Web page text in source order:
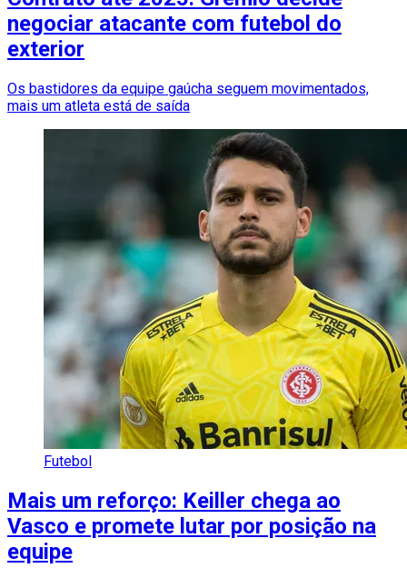
negociar atacante com futebol do
exterior
Os bastidores da equipe gaúcha seguem movimentados,
mais um atleta está de saída
Futebol
Mais um reforço: Keiller chega ao
Vasco e promete lutar por posição na
equipe